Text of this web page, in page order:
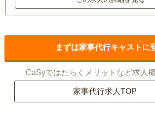
まずは家事代行キャストに
CaSyではたらくメリットなど求人
家事代行求人TOP